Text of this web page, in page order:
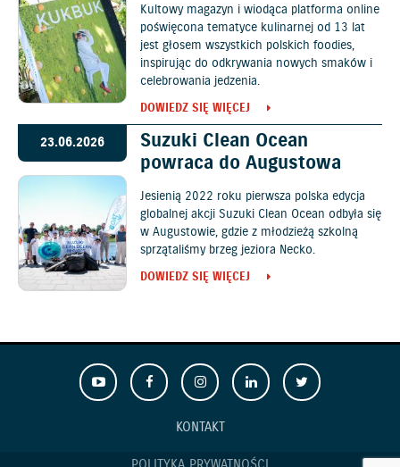
Kultowy magazyn i wiodąca platforma online
poświęcona tematyce kulinarnej od 13 lat
jest głosem wszystkich polskich foodies,
inspirując do odkrywania nowych smaków i
celebrowania jedzenia.
DOWIEDZ SIĘ WIĘCEJ
23.06.2026
Suzuki Clean Ocean
powraca do Augustowa
Jesienią 2022 roku pierwsza polska edycja
globalnej akcji Suzuki Clean Ocean odbyła się
w Augustowie, gdzie z młodzieżą szkolną
sprzątaliśmy brzeg jeziora Necko.
DOWIEDZ SIĘ WIĘCEJ
KONTAKT